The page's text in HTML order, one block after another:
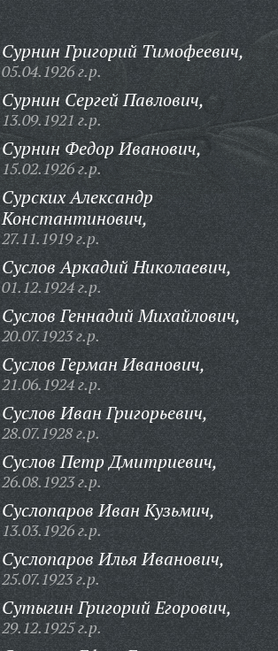
Сурнин Григорий Тимофеевич,
05.04.1926 г.р.
Сурнин Сергей Павлович,
13.09.1921 г.р.
Сурнин Федор Иванович,
15.02.1926 г.р.
Сурских Александр
Константинович,
27.11.1919 г.р.
Суслов Аркадий Николаевич,
01.12.1924 г.р.
Суслов Геннадий Михайлович,
20.07.1923 г.р.
Суслов Герман Иванович,
21.06.1924 г.р.
Суслов Иван Григорьевич,
28.07.1928 г.р.
Суслов Петр Дмитриевич,
26.08.1923 г.р.
Суслопаров Иван Кузьмич,
13.03.1926 г.р.
Суслопаров Илья Иванович,
25.07.1923 г.р.
Сутыгин Григорий Егорович,
29.12.1925 г.р.